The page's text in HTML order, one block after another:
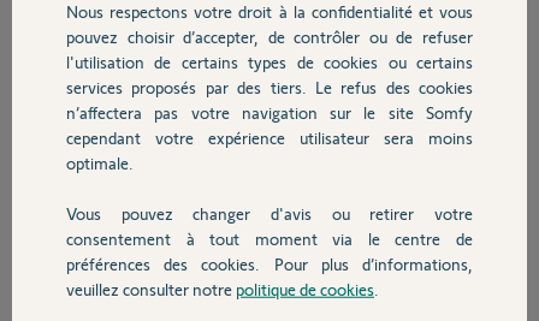
Chauffage
Autres produits
Devis avec un pro
Contact
Jean Michel P.
il y a 3 mois
Participer au fil de discussion
Bonjour
Les différents détecteurs de votre ancienne alarme fonctionnent sous le
Nous respectons votre droit à la confidentialité et vous
pouvez choisir d’accepter, de contrôler ou de refuser
l'utilisation de certains types de cookies ou certains
services proposés par des tiers. Le refus des cookies
n’affectera pas votre navigation sur le site Somfy
cependant votre expérience utilisateur sera moins
optimale.
Vous pouvez changer d'avis ou retirer votre
consentement à tout moment via le centre de
préférences des cookies. Pour plus d’informations,
veuillez consulter notre politique de cookies